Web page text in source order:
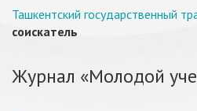
Ташкентский государственный
соискатель
Журнал «Молодой